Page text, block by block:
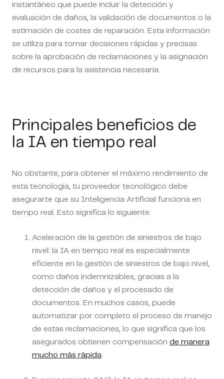
instantáneo que puede incluir la detección y
evaluación de daños, la validación de documentos o la
estimación de costes de reparación. Esta información
se utiliza para tomar decisiones rápidas y precisas
sobre la aprobación de reclamaciones y la asignación
de recursos para la asistencia necesaria.
Principales beneficios de
la IA en tiempo real
No obstante, para obtener el máximo rendimiento de
esta tecnología, tu proveedor tecnológico debe
asegurarte que su Inteligencia Artificial funciona en
tiempo real. Esto significa lo siguiente:
Aceleración de la gestión de siniestros de bajo
nivel: la IA en tiempo real es especialmente
eficiente en la gestión de siniestros de bajo nivel,
como daños indemnizables, gracias a la
detección de daños y el procesado de
documentos. En muchos casos, puede
automatizar por completo el proceso de manejo
de estas reclamaciones, lo que significa que los
asegurados obtienen compensación de manera
mucho más rápida